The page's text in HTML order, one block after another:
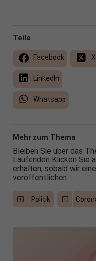
Teile
Facebook X
LinkedIn
Whatsapp
Mehr zum Thema
Bleiben Sie über das
Laufenden Klicken Sie
erhalten, sobald wir
veröffentlichen
Politik